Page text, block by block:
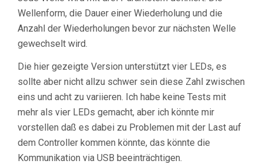
Wellenform, die Dauer einer Wiederholung und die
Anzahl der Wiederholungen bevor zur nächsten Welle
gewechselt wird.
Die hier gezeigte Version unterstützt vier LEDs, es
sollte aber nicht allzu schwer sein diese Zahl zwischen
eins und acht zu variieren. Ich habe keine Tests mit
mehr als vier LEDs gemacht, aber ich könnte mir
vorstellen daß es dabei zu Problemen mit der Last auf
dem Controller kommen könnte, das könnte die
Kommunikation via USB beeinträchtigen.